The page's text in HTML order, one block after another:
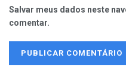
Salvar meus dados neste
comentar.